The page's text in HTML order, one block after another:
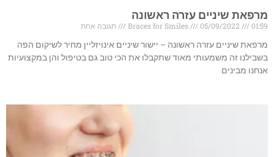
מרפאת שיניים עזרה ראשונה
Braces for Smiles 05/09/2022 01:59
תגובה אחת
מרפאת שיניים עזרה ראשונה – יישור שיניים אינויזליין מחיר לשיקום הפה
בשבילנו זה משמעותי מאוד שתקבלו את הכי טוב גם בטיפול והן במקצועיות
אנחנו מבינים